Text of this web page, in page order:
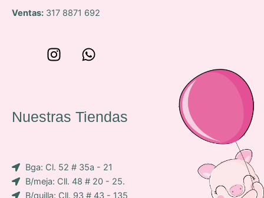
Ventas: 317 8871 692
e
p
c
o
I
a
g
m
W
s
a
Nuestras Tiendas
Bga: Cl. 52 # 35a - 21
B/meja: Cll. 48 # 20 - 25.
B/quilla: Cll. 93 # 43 - 135